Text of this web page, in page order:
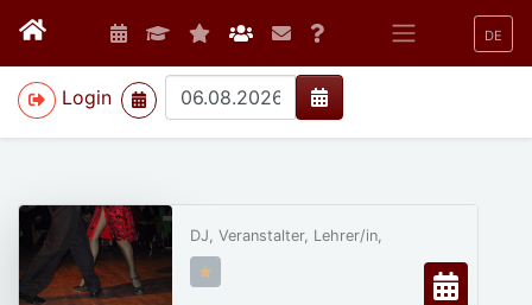
DE
Login
>
DJ, Veranstalter, Lehrer/in,